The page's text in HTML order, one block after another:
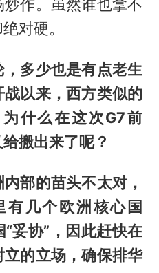
作。虽然谁也拿不
对硬。
多少也是有点老生
以来，西方类似的
什么在这次G7前
搬出来了呢？
部的苗头不太对，
有几个欧洲核心国
妥协”，因此赶快在
的立场，确保排华